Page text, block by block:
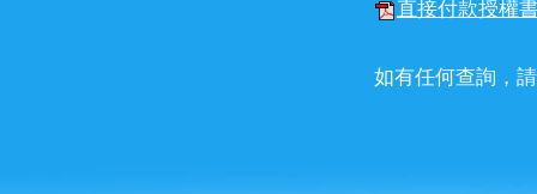
直接付款授權
如有任何查詢，